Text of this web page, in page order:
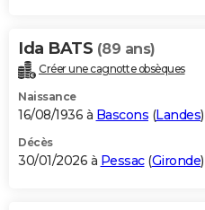
Ida BATS (89 ans)
Créer une cagnotte obsèques
Naissance
16/08/1936 à Bascons (Landes)
Décès
30/01/2026 à Pessac(Gironde)